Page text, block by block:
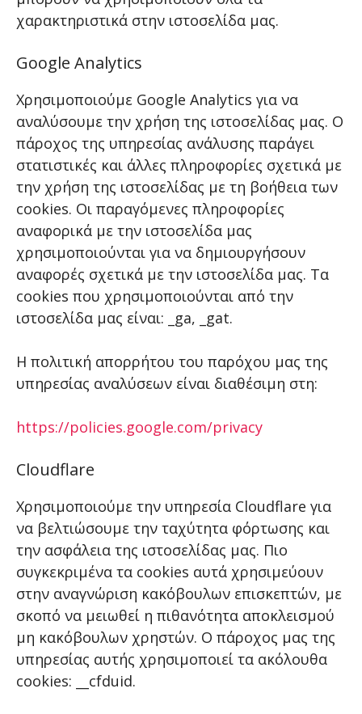
χαρακτηριστικά στην ιστοσελίδα μας.
Google Analytics
Χρησιμοποιούμε Google Analytics για να
αναλύσουμε την χρήση της ιστοσελίδας μας. Ο
πάροχος της υπηρεσίας ανάλυσης παράγει
στατιστικές και άλλες πληροφορίες σχετικά με
την χρήση της ιστοσελίδας με τη βοήθεια των
cookies. Οι παραγόμενες πληροφορίες
αναφορικά με την ιστοσελίδα μας
χρησιμοποιούνται για να δημιουργήσουν
αναφορές σχετικά με την ιστοσελίδα μας. Τα
cookies που χρησιμοποιούνται από την
ιστοσελίδα μας είναι: _ga, _gat.
Η πολιτική απορρήτου του παρόχου μας της
υπηρεσίας αναλύσεων είναι διαθέσιμη στη:
https://policies.google.com/privacy
Cloudflare
Χρησιμοποιούμε την υπηρεσία Cloudflare για
να βελτιώσουμε την ταχύτητα φόρτωσης και
την ασφάλεια της ιστοσελίδας μας. Πιο
συγκεκριμένα τα cookies αυτά χρησιμεύουν
στην αναγνώριση κακόβουλων επισκεπτών, με
σκοπό να μειωθεί η πιθανότητα αποκλεισμού
μη κακόβουλων χρηστών. Ο πάροχος μας της
υπηρεσίας αυτής χρησιμοποιεί τα ακόλουθα
cookies: __cfduid.